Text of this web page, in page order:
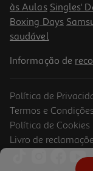
às Aulas Singles'
Boxing Days
saudável
Informação de
Política de
Termos e Condições
Política de Cookies
Livro de